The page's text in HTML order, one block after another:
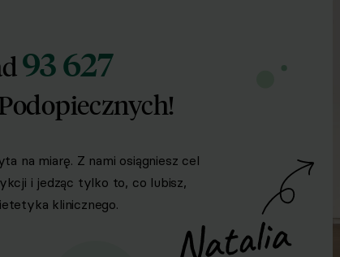
93 627
na miarę. Z nami osiągniesz cel
i jedząc tylko to, co lubisz,
klinicznego.